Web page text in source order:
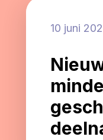
10 juni